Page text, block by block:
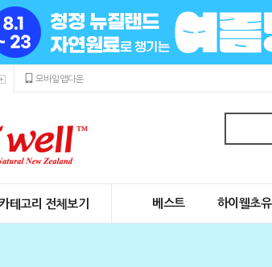
모바일앱다운
테고리 전체보기 베스트 하이웰초유